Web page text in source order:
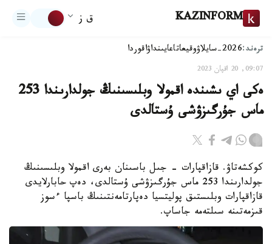
KAZINFORM ق ز
ترەند:2026-سايلاۋ وقيعاتاعايىنداۋاقوردا
09:07, 20 اقپان 2023
ەكى اي ىشىندە اقمولا وبلىسىنىڭ جولدارىندا 253
ماس جۇرگىزۋشى ۇستالدى
كوكشەتاۋ. قازاقپارات - جىل باسىنان بەرى اقمولا وبلىسىنىڭ
جولدارىندا 253 ماس جۇرگىزۋشى ۇستالدى، دەپ حابارلايدى
قازاقپارات وبلىستىق پوليتسيا دەپارتامەنتىنىڭ باسپا ءسوز
قىزمەتىنە سىلتەمە جاساپ.